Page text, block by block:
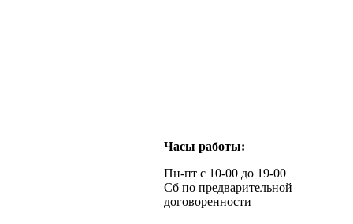
Часы работы:
Пн-пт с 10-00 до 19-00
Сб по предварительной
договоренности